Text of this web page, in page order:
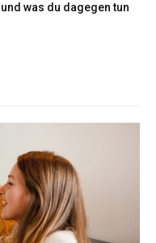
was du dagegen tun